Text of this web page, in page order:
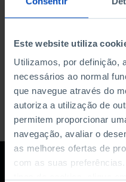
Este website utiliza
Utilizamos, por definição,
necessários ao normal
que navegue através do
autoriza a utilização de
permitem proporcionar
navegação, avaliar o
as melhores ofertas de
com as suas